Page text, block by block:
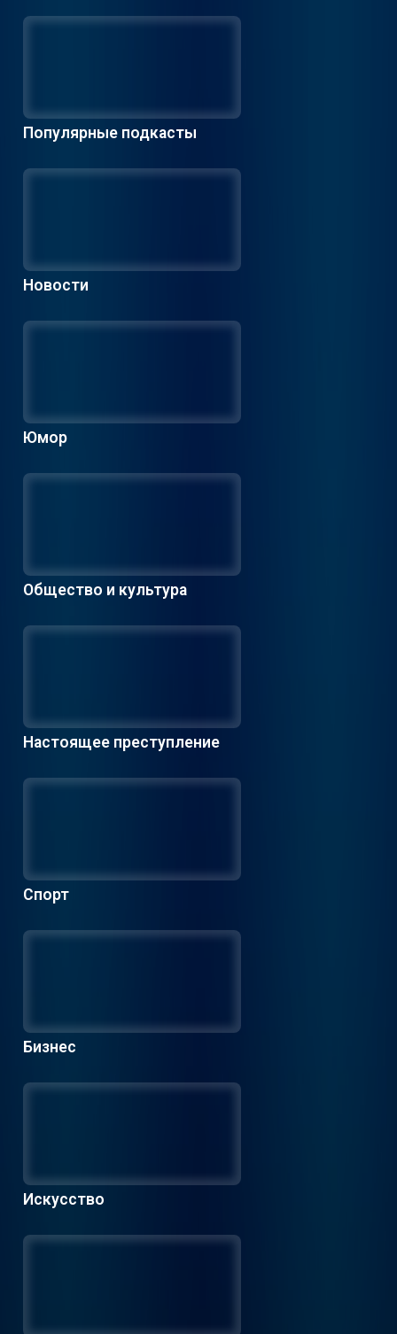
Популярные подкасты
Новости
Юмор
Общество и культура
Настоящее преступление
Спорт
Бизнес
Искусство